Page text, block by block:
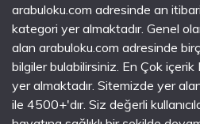
arabuloku.com adresinde an
kategori yer almaktadır. Genel
alan arabuloku.com adresinde
bilgiler bulabilirsiniz. En Çok içerik
yer almaktadır. Sitemizde yer
ile 4500+'dır. Siz değerli